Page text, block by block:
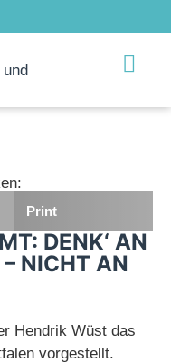
DENK‘ AN
NICHT AN
Hendrik Wüst das
vorgestellt.
Print